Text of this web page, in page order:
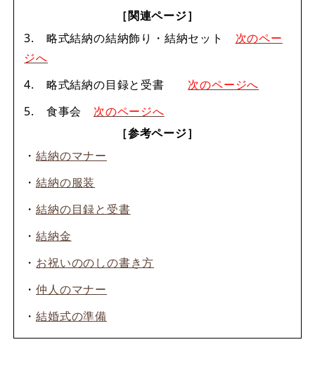
［関連ページ］
3. 略式結納の結納飾り・結納セット 次のペー
ジへ
4. 略式結納の目録と受書 次のページへ
5. 食事会 次のページへ
［参考ページ］
・結納のマナー
・結納の服装
・結納の目録と受書
・結納金
・ お祝いののしの書き方
・仲人のマナー
・結婚式の準備